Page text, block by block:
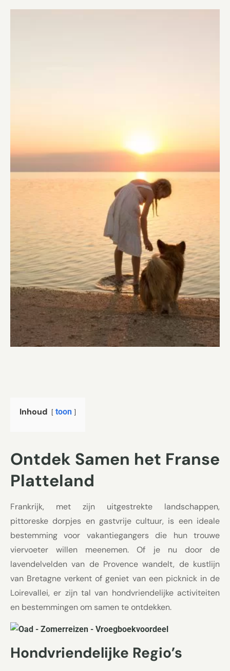
Inhoud toon
Ontdek Samen het Franse
Platteland
Frankrijk, met zijn uitgestrekte landschappen,
pittoreske dorpjes en gastvrije cultuur, is een ideale
bestemming voor vakantiegangers die hun trouwe
viervoeter willen meenemen. Of je nu door de
lavendelvelden van de Provence wandelt, de kustlijn
van Bretagne verkent of geniet van een picknick in de
Loirevallei, er zijn tal van hondvriendelijke activiteiten
en bestemmingen om samen te ontdekken.
Hondvriendelijke Regio’s